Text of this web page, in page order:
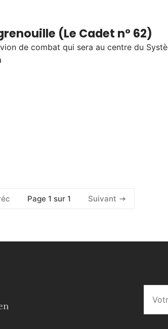
(Le Cadet n° 62)
de combat qui sera au centre du
Page 1 sur 1 Suivant